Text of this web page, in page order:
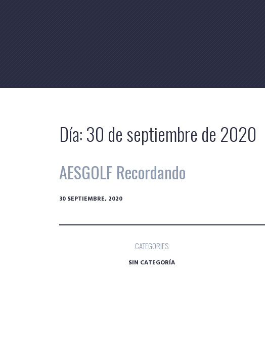
Día:30 de septiembre de 2020
AESGOLF Recordando
30 SEPTIEMBRE, 2020
CATEGORIES
SIN CATEGORÍA